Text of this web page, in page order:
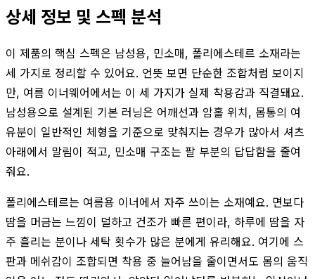
상세 정보 및 스펙 분석
이 제품의 핵심 스펙은 남성용, 민소매, 폴리에스테르 소재라는
세 가지로 정리할 수 있어요. 언뜻 보면 단순한 조합처럼 보이지
만, 여름 이너웨어에서는 이 세 가지가 실제 착용감과 직결돼요.
남성용으로 설계된 기본 러닝은 어깨선과 암홀 위치, 몸통의 여
유분이 일반적인 체형을 기준으로 맞춰지는 경우가 많아서 셔츠
아래에서 말림이 적고, 민소매 구조는 팔 부분의 답답함을 줄여
줘요.
폴리에스테르는 여름용 이너에서 자주 쓰이는 소재예요. 면보다
땀을 머금는 느낌이 덜하고 건조가 빠른 편이라, 하루에 땀을 자
주 흘리는 분이나 세탁 횟수가 많은 분에게 유리해요. 여기에 스
판과 메쉬감이 조합되면 착용 중 늘어남을 줄이면서도 몸의 움직